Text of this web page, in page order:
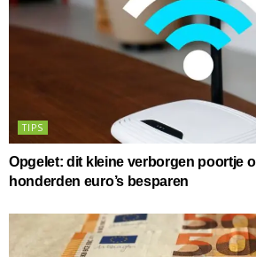
TIPS
Opgelet: dit kleine verborgen poortje
honderden euro’s besparen